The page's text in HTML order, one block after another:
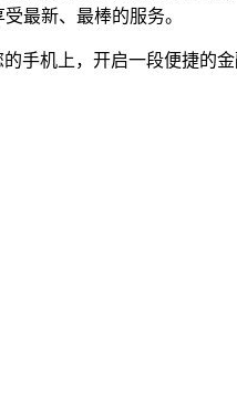
最新、最棒的服务。
手机上，开启一段便捷的